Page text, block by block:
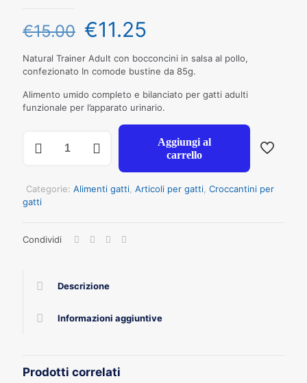
€15.00 €11.25
Natural Trainer Adult con bocconcini in salsa al pollo,
confezionato In comode bustine da 85g.
Alimento umido completo e bilanciato per gatti adulti
funzionale per l’apparato urinario.
POLLO
85
12
Aggiungi al
carrello
Categorie: Alimenti gatti Articoli per gatti Croccantini per
gatti
Condividi
Descrizione
Informazioni aggiuntive
Prodotti correlati